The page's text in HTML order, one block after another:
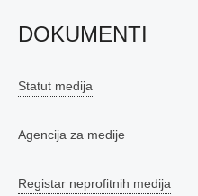
DOKUMENTI
Statut medija
Agencija za medije
Registar neprofitnih medija